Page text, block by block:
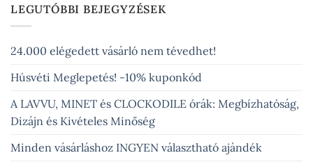
LEGUTÓBBI BEJEGYZÉSEK
24.000 elégedett vásárló nem tévedhet!
Húsvéti Meglepetés! -10% kuponkód
A LAVVU, MINET és CLOCKODILE órák: Megbízhatóság,
Dizájn és Kivételes Minőség
Minden vásárláshoz INGYEN választható ajándék